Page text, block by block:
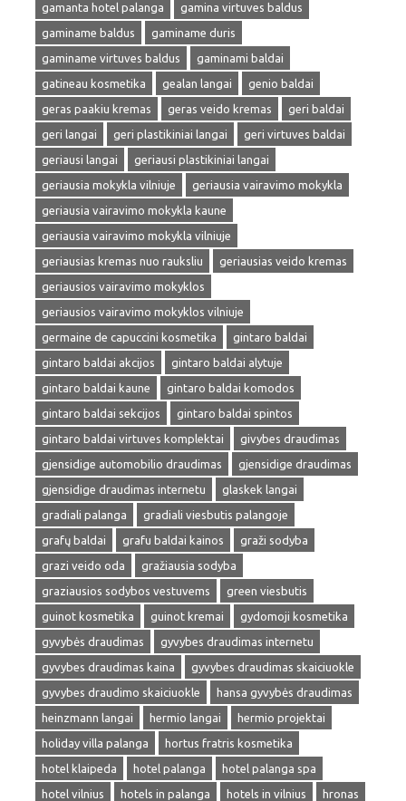
gamanta hotel palanga
gamina virtuves baldus
gaminame baldus
gaminame duris
gaminame virtuves baldus
gaminami baldai
gatineau kosmetika
gealan langai
genio baldai
geras paakiu kremas
geras veido kremas
geri baldai
geri langai
geri plastikiniai langai
geri virtuves baldai
geriausi langai
geriausi plastikiniai langai
geriausia mokykla vilniuje
geriausia vairavimo mokykla
geriausia vairavimo mokykla kaune
geriausia vairavimo mokykla vilniuje
geriausias kremas nuo rauksliu
geriausias veido kremas
geriausios vairavimo mokyklos
geriausios vairavimo mokyklos vilniuje
germaine de capuccini kosmetika
gintaro baldai
gintaro baldai akcijos
gintaro baldai alytuje
gintaro baldai kaune
gintaro baldai komodos
gintaro baldai sekcijos
gintaro baldai spintos
gintaro baldai virtuves komplektai
givybes draudimas
gjensidige automobilio draudimas
gjensidige draudimas
gjensidige draudimas internetu
glaskek langai
gradiali palanga
gradiali viesbutis palangoje
grafų baldai
grafu baldai kainos
graži sodyba
grazi veido oda
gražiausia sodyba
graziausios sodybos vestuvems
green viesbutis
guinot kosmetika
guinot kremai
gydomoji kosmetika
gyvybės draudimas
gyvybes draudimas internetu
gyvybes draudimas kaina
gyvybes draudimas skaiciuokle
gyvybes draudimo skaiciuokle
hansa gyvybės draudimas
heinzmann langai
hermio langai
hermio projektai
holiday villa palanga
hortus fratris kosmetika
hotel klaipeda
hotel palanga
hotel palanga spa
hotel vilnius
hotels in palanga hotels in vilnius
hronas